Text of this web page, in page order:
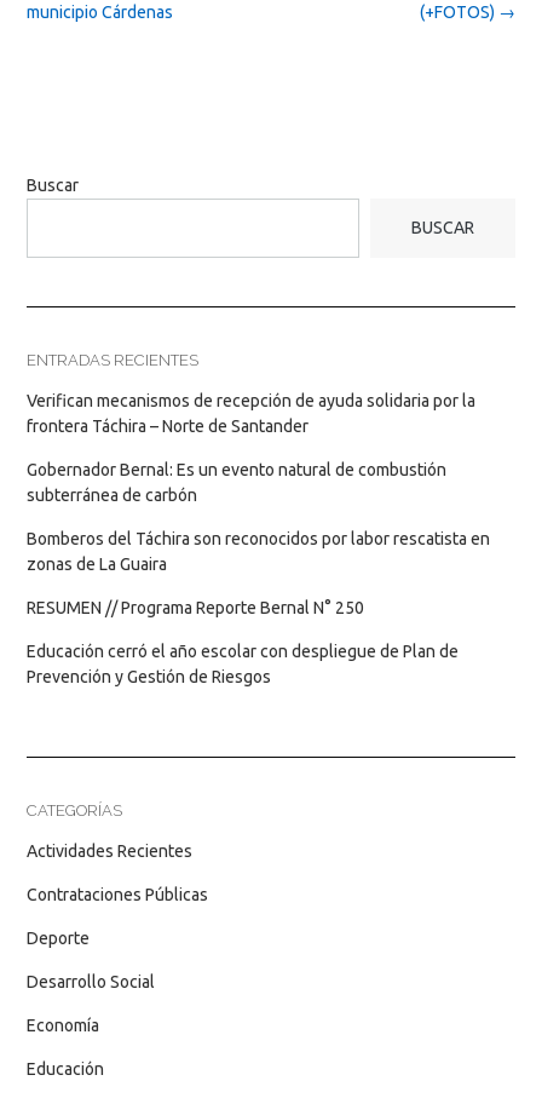
(+FOTOS) →
municipio Cárdenas
Buscar
BUSCAR
ENTRADAS RECIENTES
Verifican mecanismos de recepción de ayuda solidaria por la
frontera Táchira – Norte de Santander
Gobernador Bernal: Es un evento natural de combustión
subterránea de carbón
Bomberos del Táchira son reconocidos por labor rescatista en
zonas de La Guaira
RESUMEN // Programa Reporte Bernal N° 250
Educación cerró el año escolar con despliegue de Plan de
Prevención y Gestión de Riesgos
CATEGORÍAS
Actividades Recientes
Contrataciones Públicas
Deporte
Desarrollo Social
Economía
Educación